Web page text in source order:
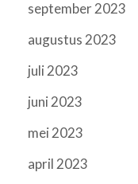
september 2023
augustus 2023
juli 2023
juni 2023
mei 2023
april 2023